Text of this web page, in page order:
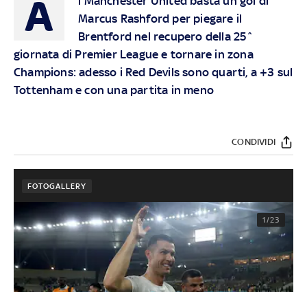
A
Marcus Rashford per piegare il
Brentford nel recupero della 25^
giornata di Premier League e tornare in zona
Champions: adesso i Red Devils sono quarti, a +3 sul
Tottenham e con una partita in meno
CONDIVIDI
FOTOGALLERY
1/23